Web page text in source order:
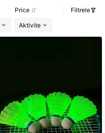
Price
Filtrele
Aktivite